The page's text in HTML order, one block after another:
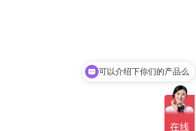
可以介绍下你们的产品么